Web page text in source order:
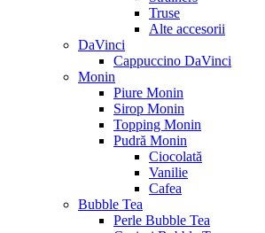
Truse
Alte accesorii
DaVinci
Cappuccino DaVinci
Monin
Piure Monin
Sirop Monin
Topping Monin
Pudră Monin
Ciocolată
Vanilie
Cafea
Bubble Tea
Perle Bubble Tea